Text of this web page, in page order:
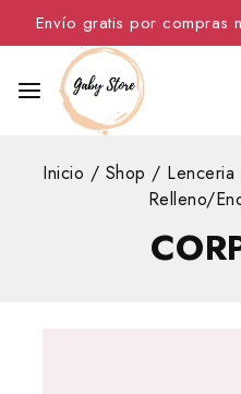
Envío gratis por compras
Inicio / Shop / Lenceria
Relleno/